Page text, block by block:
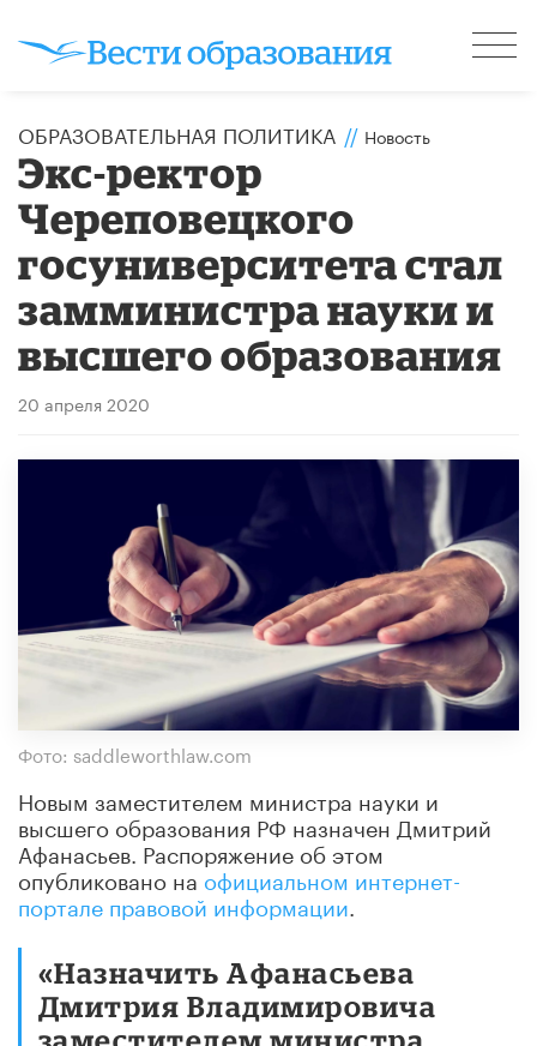
ОБРАЗОВАТЕЛЬНАЯ ПОЛИТИКА // Новость
Экс-ректор
Череповецкого
госуниверситета стал
замминистра науки и
высшего образования
20 апреля 2020
Фото: saddleworthlaw.com
Новым заместителем министра науки и
высшего образования РФ назначен Дмитрий
Афанасьев. Распоряжение об этом
опубликовано на официальном интернет-
портале правовой информации
«Назначить Афанасьева
Дмитрия Владимировича
заместителем министра